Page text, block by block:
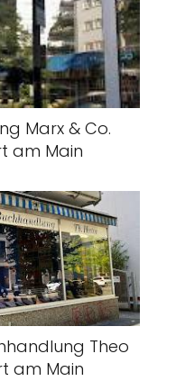
Marx & Co.
am Main
Theo
am Main